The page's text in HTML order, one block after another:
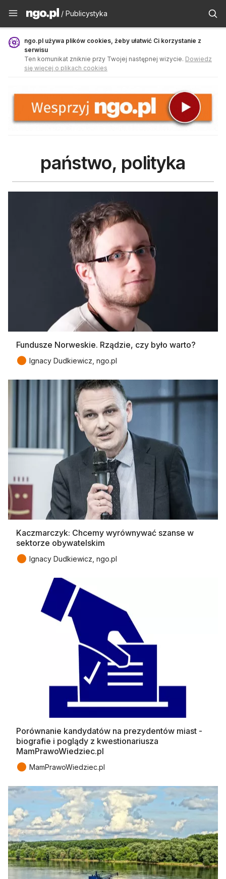
Publicystyka - ngo.pl
/ Publicystyka
ngo.pl używa plików cookies, żeby ułatwić Ci korzystanie z
serwisu
Ten komunikat zniknie przy Twojej następnej wizycie. Dowiedz
się więcej o plikach cookies
państwo, polityka
Fundusze Norweskie. Rządzie, czy było warto?
● Ignacy Dudkiewicz, ngo.pl
Kaczmarczyk: Chcemy wyrównywać szanse w
sektorze obywatelskim
● Ignacy Dudkiewicz, ngo.pl
Porównanie kandydatów na prezydentów miast -
biografie i poglądy z kwestionariusza
MamPrawoWiedziec.pl
● MamPrawoWiedziec.pl